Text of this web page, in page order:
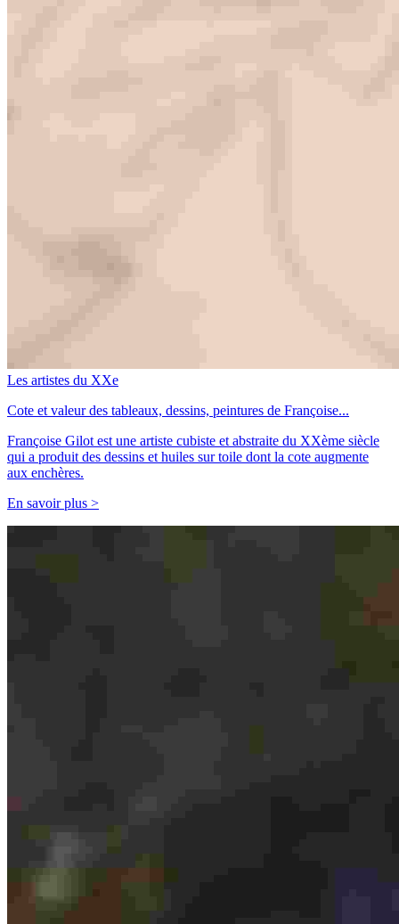
Les artistes du XXe
Cote et valeur des tableaux, dessins, peintures de Françoise...
Françoise Gilot est une artiste cubiste et abstraite du XXème siècle
qui a produit des dessins et huiles sur toile dont la cote augmente
aux enchères.
En savoir plus >